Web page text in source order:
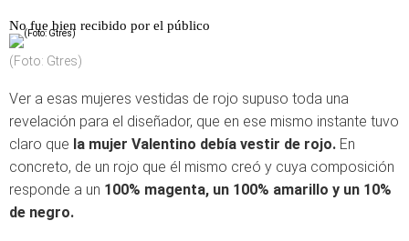
No fue bien recibido por el público
(Foto: Gtres)
Ver a esas mujeres vestidas de rojo supuso toda una
revelación para el diseñador, que en ese mismo instante tuvo
claro que la mujer Valentino debía vestir de rojo. En
concreto, de un rojo que él mismo creó y cuya composición
responde a un 100% magenta, un 100% amarillo y un 10%
de negro.